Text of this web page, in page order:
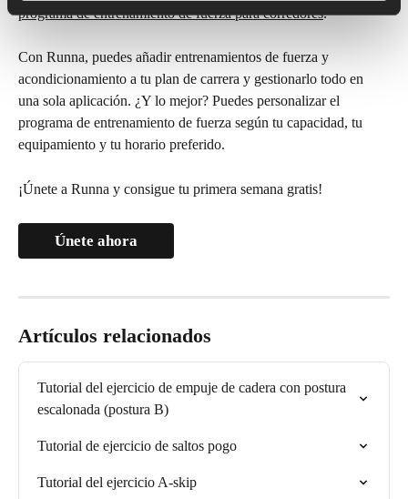
programa de entrenamiento de fuerza para corredores.
Con Runna, puedes añadir entrenamientos de fuerza y
acondicionamiento a tu plan de carrera y gestionarlo todo en
una sola aplicación. ¿Y lo mejor? Puedes personalizar el
programa de entrenamiento de fuerza según tu capacidad, tu
equipamiento y tu horario preferido.
¡Únete a Runna y consigue tu primera semana gratis!
Únete ahora
Artículos relacionados
Tutorial del ejercicio de empuje de cadera con postura
escalonada (postura B)
Tutorial de ejercicio de saltos pogo
Tutorial del ejercicio A-skip